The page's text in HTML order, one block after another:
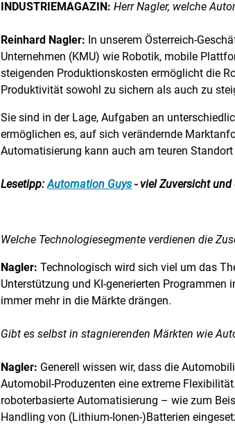
INDUSTRIEMAGAZIN: Herr Nagler, welche
Reinhard Nagler: In unserem Österreich-
Unternehmen (KMU) wie Robotik, mobile
steigenden Produktionskosten ermöglicht die
Produktivität sowohl zu sichern als auch zu
Sie sind in der Lage, Aufgaben an
ermöglichen es, auf sich verändernde
Automatisierung kann auch am teuren
Lesetipp:Automation Guys - viel Zuversicht und
Welche Technologiesegmente verdienen die
Nagler: Technologisch wird sich viel um das
Unterstützung und KI-generierten
immer mehr in die Märkte drängen.
Gibt es selbst in stagnierenden Märkten wie
Nagler: Generell wissen wir, dass die
Automobil-Produzenten eine extreme
roboterbasierte Automatisierung – wie zum
Handling von (Lithium-Ionen-)Batterien